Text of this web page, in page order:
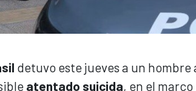
detuvo este jueves a un
atentado suicida, en el